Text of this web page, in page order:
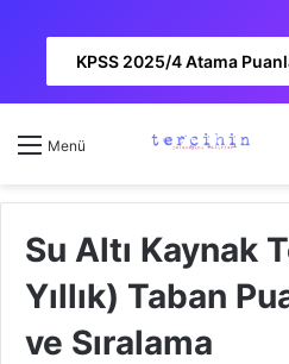
KPSS 2025/4 Atama
Menü
Su Altı Kaynak
Yıllık) Taban
ve Sıralama